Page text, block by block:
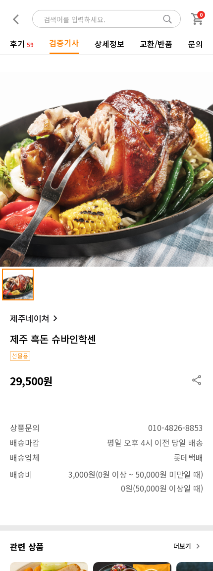
0
후기 59 검증기사 상세정보 교환/반품 문의
제주네이쳐
제주 흑돈 슈바인학센
29,500원
상품문의
010-4826-8853
배송마감
평일 오후 4시 이전 당일 배송
배송업체
롯데택배
배송비
3,000원(0원 이상 ~ 50,000원 미만일 때)
0원(50,000원 이상일 때)
관련 상품 더보기